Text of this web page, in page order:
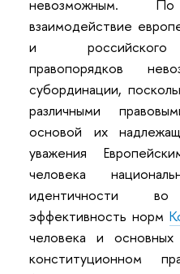
невозможным.
взаимодействие
и российского
правопорядков
субординации,
различными
основой их
уважения
человека
идентичности
эффективность норм
человека и
конституционном